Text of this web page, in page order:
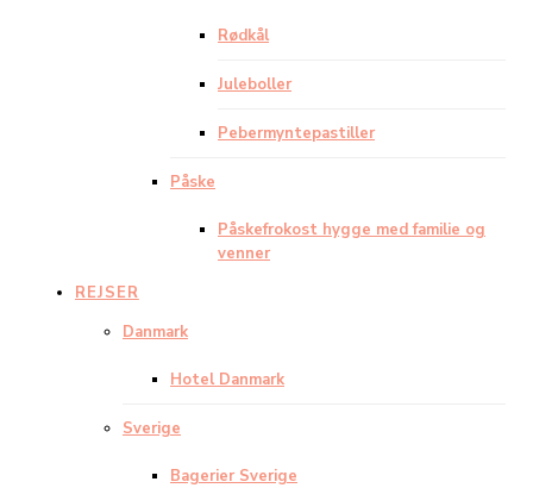
Rødkål
Juleboller
Pebermyntepastiller
Påske
Påskefrokost hygge med familie og
venner
REJSER
Danmark
Hotel Danmark
Sverige
Bagerier Sverige